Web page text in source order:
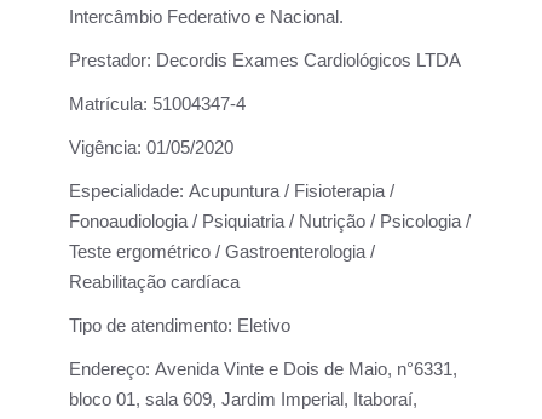
Intercâmbio Federativo e Nacional.
Prestador: Decordis Exames Cardiológicos LTDA
Matrícula: 51004347-4
Vigência: 01/05/2020
Especialidade: Acupuntura / Fisioterapia /
Fonoaudiologia / Psiquiatria / Nutrição / Psicologia /
Teste ergométrico / Gastroenterologia /
Reabilitação cardíaca
Tipo de atendimento: Eletivo
Endereço: Avenida Vinte e Dois de Maio, n°6331,
bloco 01, sala 609, Jardim Imperial, Itaboraí,